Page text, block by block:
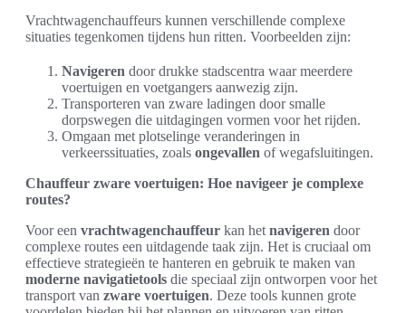
Vrachtwagenchauffeurs kunnen verschillende complexe
situaties tegenkomen tijdens hun ritten. Voorbeelden zijn:
Navigeren door drukke stadscentra waar meerdere
voertuigen en voetgangers aanwezig zijn.
Transporteren van zware ladingen door smalle
dorpswegen die uitdagingen vormen voor het rijden.
Omgaan met plotselinge veranderingen in
verkeerssituaties, zoals ongevallen of wegafsluitingen.
Chauffeur zware voertuigen: Hoe navigeer je complexe
routes?
Voor een vrachtwagenchauffeur kan het navigeren door
complexe routes een uitdagende taak zijn. Het is cruciaal om
effectieve strategieën te hanteren en gebruik te maken van
moderne navigatietools die speciaal zijn ontworpen voor het
transport van zware voertuigen. Deze tools kunnen grote